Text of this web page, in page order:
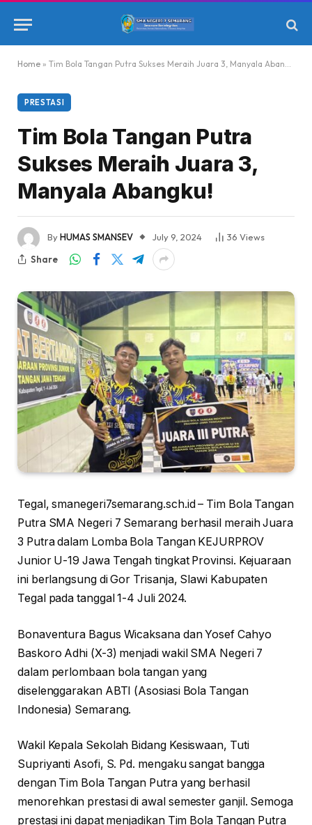
Home » Tim Bola Tangan Putra Sukses Meraih Juara 3, Manyala Abangku!
PRESTASI
Tim Bola Tangan Putra
Sukses Meraih Juara 3,
Manyala Abangku!
ByHUMAS SMANSEV July 9, 2024 36 Views
Share
Tegal, smanegeri7semarang.sch.id – Tim Bola Tangan
Putra SMA Negeri 7 Semarang berhasil meraih Juara
3 Putra dalam Lomba Bola Tangan KEJURPROV
Junior U-19 Jawa Tengah tingkat Provinsi. Kejuaraan
ini berlangsung di Gor Trisanja, Slawi Kabupaten
Tegal pada tanggal 1-4 Juli 2024.
Bonaventura Bagus Wicaksana dan Yosef Cahyo
Baskoro Adhi (X-3) menjadi wakil SMA Negeri 7
dalam perlombaan bola tangan yang
diselenggarakan ABTI (Asosiasi Bola Tangan
Indonesia) Semarang.
Wakil Kepala Sekolah Bidang Kesiswaan, Tuti
Supriyanti Asofi, S. Pd. mengaku sangat bangga
dengan Tim Bola Tangan Putra yang berhasil
menorehkan prestasi di awal semester ganjil. Semoga
prestasi ini dapat menjadikan Tim Bola Tangan Putra